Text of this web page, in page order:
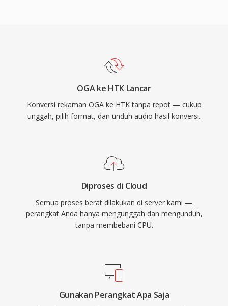
OGA ke HTK Lancar
Konversi rekaman OGA ke HTK tanpa repot — cukup
unggah, pilih format, dan unduh audio hasil konversi.
Diproses di Cloud
Semua proses berat dilakukan di server kami —
perangkat Anda hanya mengunggah dan mengunduh,
tanpa membebani CPU.
Gunakan Perangkat Apa Saja